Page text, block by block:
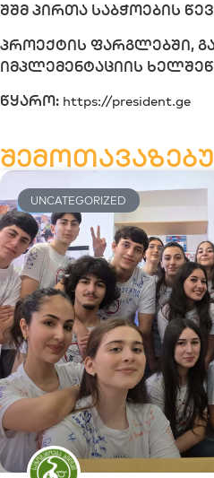
შშმ პირთა საბჭოების
პროექტის ფარგლებში,
იმპლემენტაციის
წყარო: https://president.ge
UNCATEGORIZED